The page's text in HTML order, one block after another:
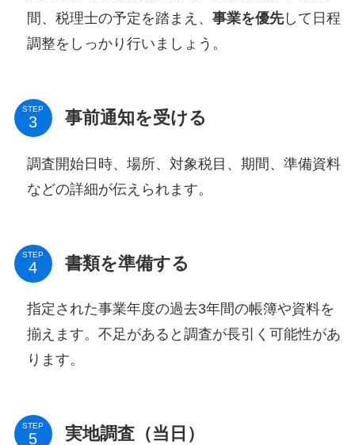
間、税理士の予定を踏まえ、 事業を優先して日程
調整をしっかり行いましょう。
STEP 事前通知を受ける
調査開始日時、場所、対象税目、期間、準備資料
などの詳細が伝えられます。
STEP 書類を準備する
指定された事業年度の過去3年間の帳簿や資料を
揃えます。不足があると調査が長引く可能性があ
ります。
STEP 実地調査（当日）